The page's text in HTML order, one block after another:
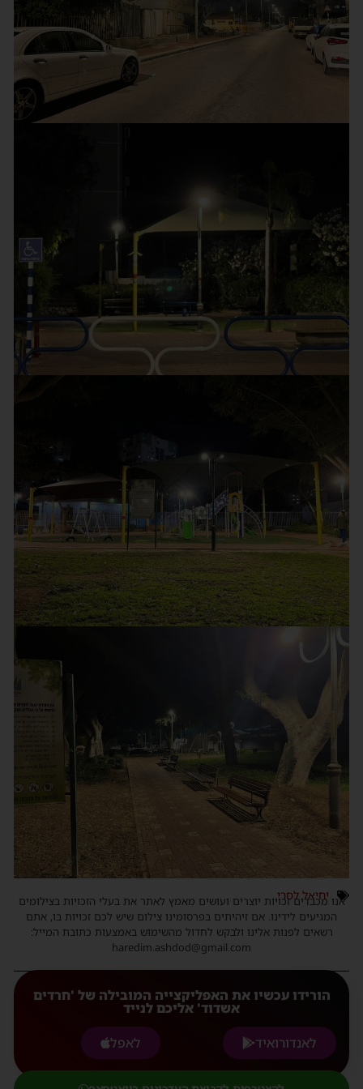
יחיאל לסרי
אנו מכבדים זכויות יוצרים ועושים מאמץ לאתר את בעלי הזכויות בצילומים
המגיעים לידינו. אם זיהיתים בפרסומינו צילום שיש לכם זכויות בו, אתם
רשאים לפנות אלינו ולבקש לחדול מהשימוש באמצעות כתובת המייל:
haredim.ashdod@gmail.com
הורידו עכשיו את האפליקצייה המובילה של 'חרדים
אשדוד' אליכם לנייד
לאנדורואיד
לאפל